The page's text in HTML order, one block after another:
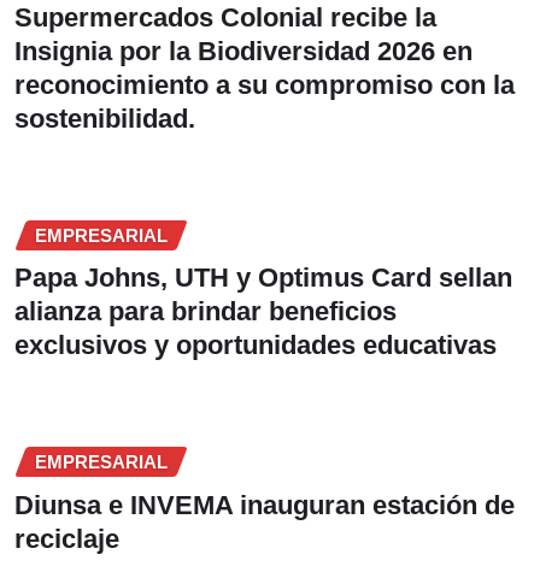
Supermercados Colonial recibe la
Insignia por la Biodiversidad 2026 en
reconocimiento a su compromiso con la
sostenibilidad.
EMPRESARIAL
Papa Johns, UTH y Optimus Card sellan
alianza para brindar beneficios
exclusivos y oportunidades educativas
EMPRESARIAL
Diunsa e INVEMA inauguran estación de
reciclaje